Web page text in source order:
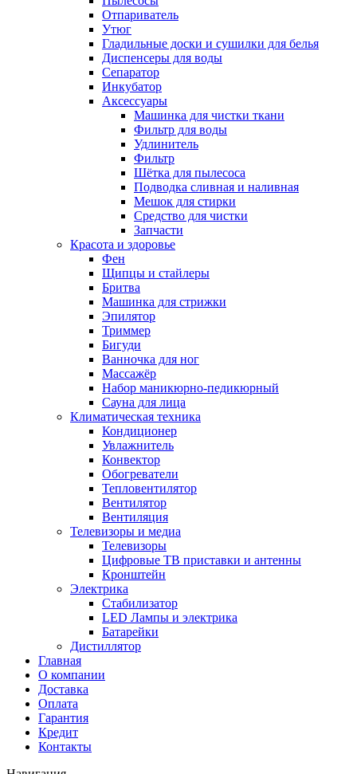
Отпариватель
Утюг
Гладильные доски и сушилки для белья
Диспенсеры для воды
Сепаратор
Инкубатор
Аксессуары
Машинка для чистки ткани
Фильтр для воды
Удлинитель
Фильтр
Шётка для пылесоса
Подводка сливная и наливная
Мешок для стирки
Средство для чистки
Запчасти
Красота и здоровье
Фен
Щипцы и стайлеры
Бритва
Машинка для стрижки
Эпилятор
Триммер
Бигуди
Ванночка для ног
Массажёр
Набор маникюрно-педикюрный
Сауна для лица
Климатическая техника
Кондиционер
Увлажнитель
Конвектор
Обогреватели
Тепловентилятор
Вентилятор
Вентиляция
Телевизоры и медиа
Телевизоры
Цифровые ТВ приставки и антенны
Кронштейн
Электрика
Стабилизатор
LED Лампы и электрика
Батарейки
Дистиллятор
Главная
О компании
Доставка
Оплата
Гарантия
Кредит
Контакты